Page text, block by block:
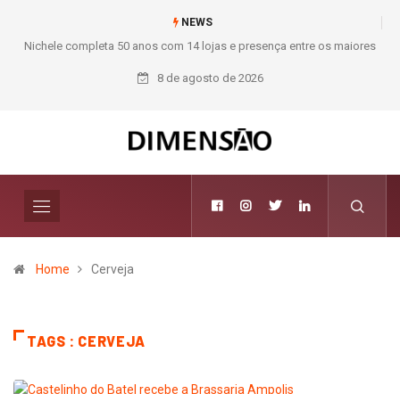
NEWS
completa 50 anos com 14 lojas e presença entre os maiores
varejistas de materiais de construção do Brasil
Moda
8 de agosto de 2026
Home Cerveja
TAGS : CERVEJA